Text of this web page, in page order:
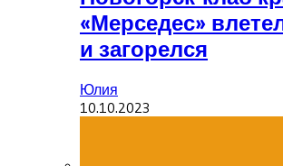
«Мерседес»
и загорелся
Юлия
10.10.2023